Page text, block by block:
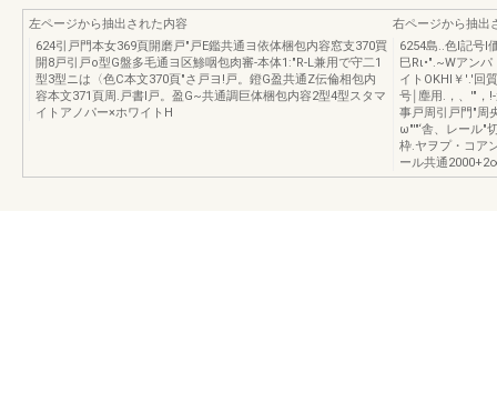
左ページから抽出された内容
624引戸門本女369頁開磨戸"戸E鑑共通ヨ依体梱包内容窓支370買
開8戸引戸o型G盤多毛通ヨ区鯵咽包肉審-本体1:"R-L兼用で守二1
型3型ニは〈色C本文370頁"さ戸ヨ!戸。鐙G盈共通Z伝倫相包内
容本文371頁周.戸書l戸。盈G~共通調巨体梱包内容2型4型スタマ
イトアノパー×ホワイトH
右ページから抽出
6254島..色l記号l
巳Rι•".~Wアン
イトOKHI￥'.'回
号￨塵用.，、'"，
事戸周引戸門"周
ω"'"‘舎、レール"
枠.ヤヲプ・コア
ール共通